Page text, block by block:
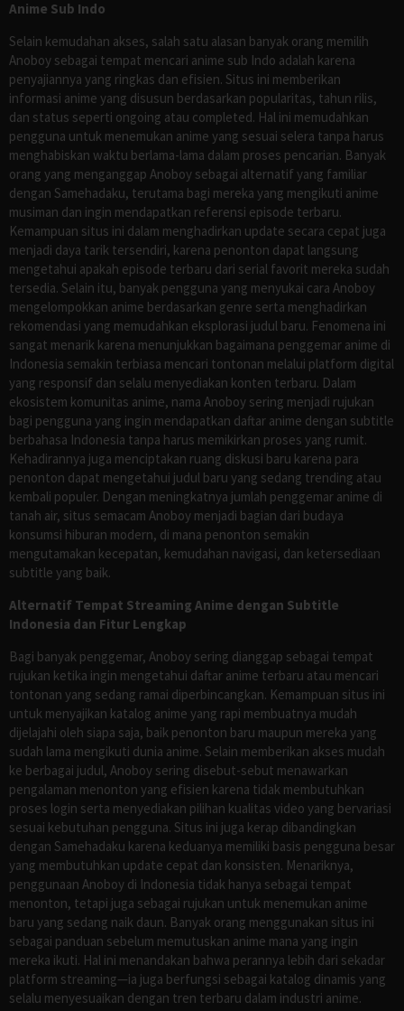
Anime Sub Indo
Selain kemudahan akses, salah satu alasan banyak orang memilih
Anoboy sebagai tempat mencari anime sub Indo adalah karena
penyajiannya yang ringkas dan efisien. Situs ini memberikan
informasi anime yang disusun berdasarkan popularitas, tahun rilis,
dan status seperti ongoing atau completed. Hal ini memudahkan
pengguna untuk menemukan anime yang sesuai selera tanpa harus
menghabiskan waktu berlama-lama dalam proses pencarian. Banyak
orang yang menganggap Anoboy sebagai alternatif yang familiar
dengan Samehadaku, terutama bagi mereka yang mengikuti anime
musiman dan ingin mendapatkan referensi episode terbaru.
Kemampuan situs ini dalam menghadirkan update secara cepat juga
menjadi daya tarik tersendiri, karena penonton dapat langsung
mengetahui apakah episode terbaru dari serial favorit mereka sudah
tersedia. Selain itu, banyak pengguna yang menyukai cara Anoboy
mengelompokkan anime berdasarkan genre serta menghadirkan
rekomendasi yang memudahkan eksplorasi judul baru. Fenomena ini
sangat menarik karena menunjukkan bagaimana penggemar anime di
Indonesia semakin terbiasa mencari tontonan melalui platform digital
yang responsif dan selalu menyediakan konten terbaru. Dalam
ekosistem komunitas anime, nama Anoboy sering menjadi rujukan
bagi pengguna yang ingin mendapatkan daftar anime dengan subtitle
berbahasa Indonesia tanpa harus memikirkan proses yang rumit.
Kehadirannya juga menciptakan ruang diskusi baru karena para
penonton dapat mengetahui judul baru yang sedang trending atau
kembali populer. Dengan meningkatnya jumlah penggemar anime di
tanah air, situs semacam Anoboy menjadi bagian dari budaya
konsumsi hiburan modern, di mana penonton semakin
mengutamakan kecepatan, kemudahan navigasi, dan ketersediaan
subtitle yang baik.
Alternatif Tempat Streaming Anime dengan Subtitle
Indonesia dan Fitur Lengkap
Bagi banyak penggemar, Anoboy sering dianggap sebagai tempat
rujukan ketika ingin mengetahui daftar anime terbaru atau mencari
tontonan yang sedang ramai diperbincangkan. Kemampuan situs ini
untuk menyajikan katalog anime yang rapi membuatnya mudah
dijelajahi oleh siapa saja, baik penonton baru maupun mereka yang
sudah lama mengikuti dunia anime. Selain memberikan akses mudah
ke berbagai judul, Anoboy sering disebut-sebut menawarkan
pengalaman menonton yang efisien karena tidak membutuhkan
proses login serta menyediakan pilihan kualitas video yang bervariasi
sesuai kebutuhan pengguna. Situs ini juga kerap dibandingkan
dengan Samehadaku karena keduanya memiliki basis pengguna besar
yang membutuhkan update cepat dan konsisten. Menariknya,
penggunaan Anoboy di Indonesia tidak hanya sebagai tempat
menonton, tetapi juga sebagai rujukan untuk menemukan anime
baru yang sedang naik daun. Banyak orang menggunakan situs ini
sebagai panduan sebelum memutuskan anime mana yang ingin
mereka ikuti. Hal ini menandakan bahwa perannya lebih dari sekadar
platform streaming—ia juga berfungsi sebagai katalog dinamis yang
selalu menyesuaikan dengan tren terbaru dalam industri anime.